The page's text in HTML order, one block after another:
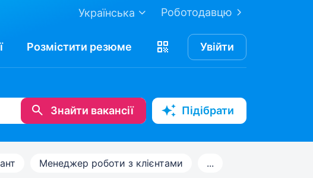
Роботодавцю
Українська
Розмістити резюме Увійти
Знайти вакансії Підібрати
Менеджер роботи з клієнтами ...